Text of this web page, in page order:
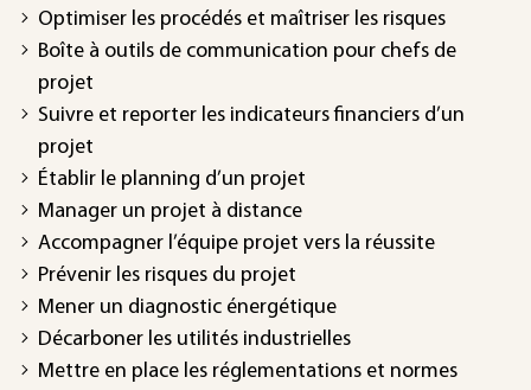
Optimiser les procédés et maîtriser les risques
Boîte à outils de communication pour chefs de
projet
Suivre et reporter les indicateurs financiers d’un
projet
Établir le planning d’un projet
Manager un projet à distance
Accompagner l’équipe projet vers la réussite
Prévenir les risques du projet
Mener un diagnostic énergétique
Décarboner les utilités industrielles
Mettre en place les réglementations et normes